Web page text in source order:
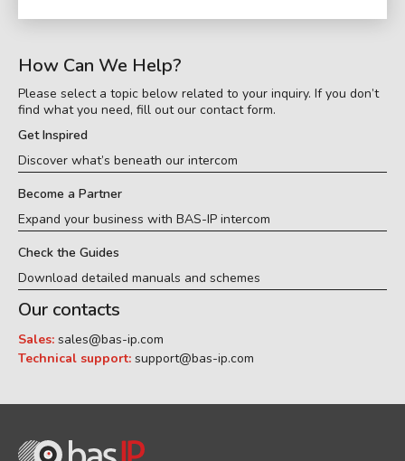
How Can We Help?
Please select a topic below related to your inquiry. If you don’t
find what you need, fill out our contact form.
Get Inspired
Discover what’s beneath our intercom
Become a Partner
Expand your business with BAS-IP intercom
Check the Guides
Download detailed manuals and schemes
Our contacts
Sales: sales@bas-ip.com
Technical support: support@bas-ip.com